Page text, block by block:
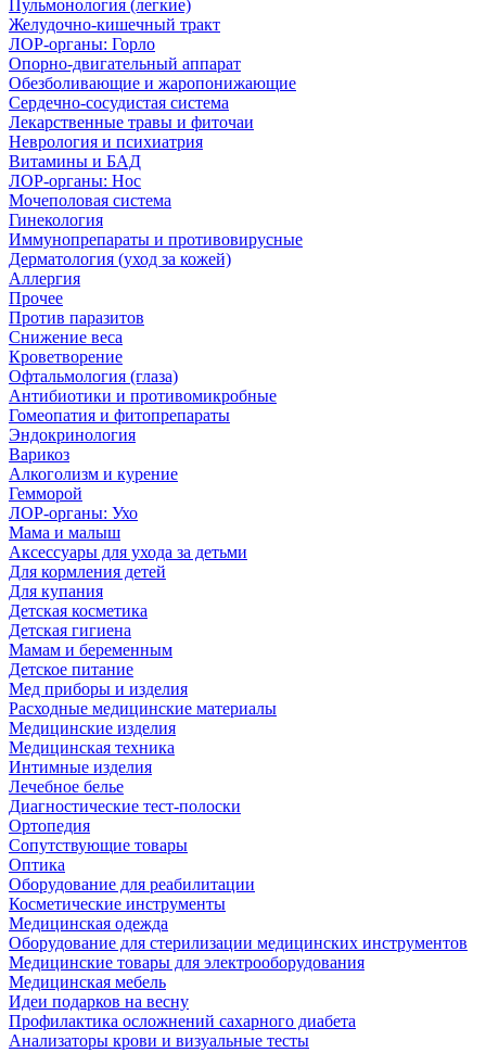
Пульмонология (легкие)
Желудочно-кишечный тракт
ЛОР-органы: Горло
Опорно-двигательный аппарат
Обезболивающие и жаропонижающие
Сердечно-сосудистая система
Лекарственные травы и фиточаи
Неврология и психиатрия
Витамины и БАД
ЛОР-органы: Нос
Мочеполовая система
Гинекология
Иммунопрепараты и противовирусные
Дерматология (уход за кожей)
Аллергия
Прочее
Против паразитов
Снижение веса
Кроветворение
Офтальмология (глаза)
Антибиотики и противомикробные
Гомеопатия и фитопрепараты
Эндокринология
Варикоз
Алкоголизм и курение
Гемморой
ЛОР-органы: Ухо
Мама и малыш
Аксессуары для ухода за детьми
Для кормления детей
Для купания
Детская косметика
Детская гигиена
Мамам и беременным
Детское питание
Мед приборы и изделия
Расходные медицинские материалы
Медицинские изделия
Медицинская техника
Интимные изделия
Лечебное белье
Диагностические тест-полоски
Ортопедия
Сопутствующие товары
Оптика
Оборудование для реабилитации
Косметические инструменты
Медицинская одежда
Оборудование для стерилизации медицинских инструментов
Медицинские товары для электрооборудования
Медицинская мебель
Идеи подарков на весну
Профилактика осложнений сахарного диабета
Анализаторы крови и визуальные тесты